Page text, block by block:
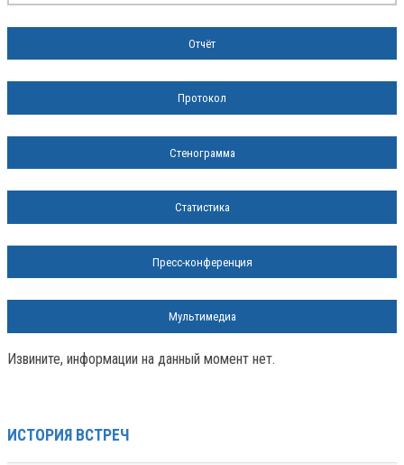
Отчёт
Протокол
Стенограмма
Статистика
Пресс-конференция
Мультимедиа
Извините, информации на данный момент нет.
ИСТОРИЯ ВСТРЕЧ